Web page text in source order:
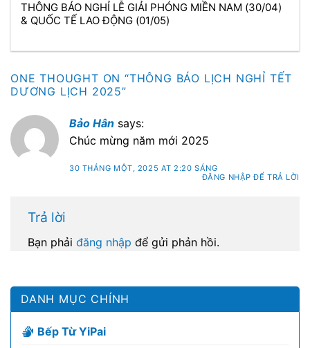
THÔNG BÁO NGHỈ LỄ GIẢI PHÓNG MIỀN NAM (30/04)
& QUỐC TẾ LAO ĐỘNG (01/05)
ONE THOUGHT ON “THÔNG BÁO LỊCH NGHỈ TẾT
DƯƠNG LỊCH 2025”
Bảo Hân says:
Chúc mừng năm mới 2025
30 THÁNG MỘT, 2025 AT 2:20 SÁNG
ĐĂNG NHẬP ĐỂ TRẢ LỜI
Trả lời
Bạn phải đăng nhập để gửi phản hồi.
DANH MỤC CHÍNH
Bếp Từ YiPai